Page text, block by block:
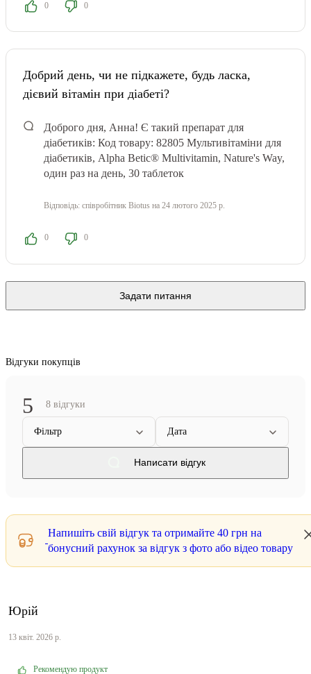
0 0
Добрий день, чи не підкажете, будь ласка,
дієвий вітамін при діабеті?
Доброго дня, Анна! Є такий препарат для
діабетиків: Код товару: 82805 Мультивітаміни для
діабетиків, Alpha Betic® Multivitamin, Nature's Way,
один раз на день, 30 таблеток
Відповідь: співробітник Biotus на 24 лютого 2025 р.
0 0
Задати питання
Відгуки покупців
5 8 відгуки
Фільтр Дата
Написати відгук
Напишіть свій відгук та отримайте 40 грн на
бонусний рахунок за відгук з фото або відео товару
Юрій
13 квіт. 2026 р.
Рекомендую продукт